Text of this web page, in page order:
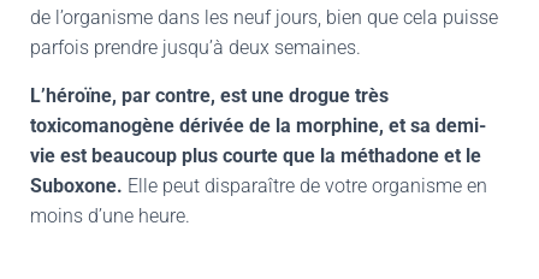
de l’organisme dans les neuf jours, bien que cela puisse
parfois prendre jusqu’à deux semaines.
L’héroïne, par contre, est une drogue très
toxicomanogène dérivée de la morphine, et sa demi-
vie est beaucoup plus courte que la méthadone et le
Suboxone. Elle peut disparaître de votre organisme en
moins d’une heure.